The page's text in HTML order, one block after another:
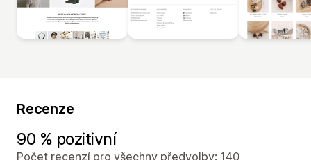
Recenze
90 % pozitivní
Počet recenzí pro všechny předvolby: 140